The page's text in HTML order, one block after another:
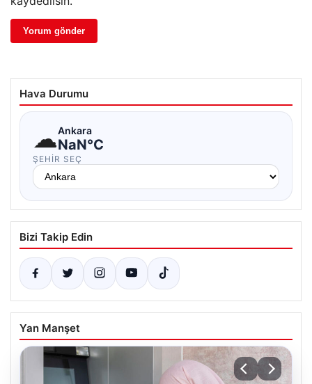
Hava Durumu
☁Ankara
NaN°C
ŞEHIR SEÇ
Bizi Takip Edin
Yan Manşet